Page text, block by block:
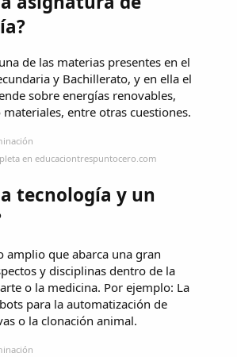
de las materias presentes en el
y Bachillerato, y en ella el
sobre energías renovables,
entre otras cuestiones.
en educaciontrespuntocero.com
tecnología y un
amplio que abarca una gran
y disciplinas dentro de la
o la medicina. Por ejemplo: La
para la automatización de
o la clonación animal.